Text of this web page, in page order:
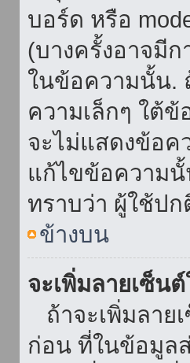
บอร์ด หรือ
(บางครั้งอาจมี
ในข้อความนั้น.
ความเล็กๆ ใต้
จะไม่แสดงข้อค
แก้ไขข้อความนั้
ทราบว่า ผู้ใช้ป
ข้างบน
จะเพิ่มลายเซ็น
ถ้าจะเพิ่มลาย
ก่อน ที่ในข้อมูล